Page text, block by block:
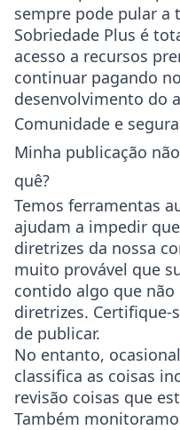
sempre pode pular a
Sobriedade Plus é
acesso a recursos
continuar pagando
desenvolvimento do
Comunidade e
Minha publicação
quê?
Temos ferramentas
ajudam a impedir
diretrizes da nossa
muito provável que
contido algo que não
diretrizes. Certifique-
de publicar.
No entanto,
classifica as coisas
revisão coisas que
Também